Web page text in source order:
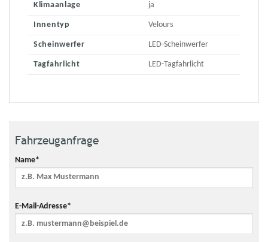
Klimaanlage ja
Innentyp Velours
Scheinwerfer LED-Scheinwerfer
Tagfahrlicht LED-Tagfahrlicht
Fahrzeuganfrage
Name*
E-Mail-Adresse*